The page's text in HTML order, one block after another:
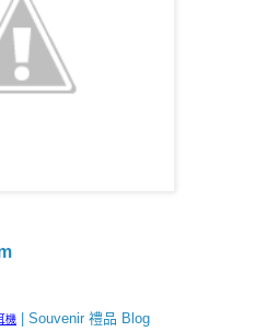
機 | Souvenir 禮品 Blog